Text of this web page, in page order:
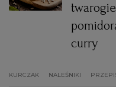
BOŻE
curry
KURCZAK NALEŚNIKI